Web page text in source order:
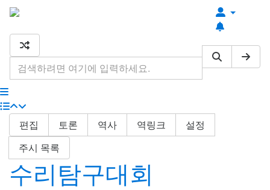
편집 토론 역사 역링크
설정
주시 목록
수리탐구대회